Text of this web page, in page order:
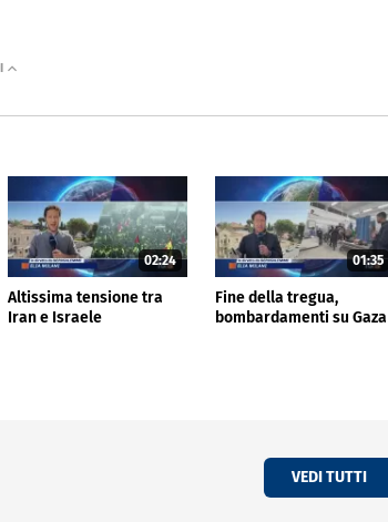
02:24
Altissima tensione tra
Iran e Israele
01:35
Fine della tregua,
bombardamenti su Gaza
VEDI TUTTI